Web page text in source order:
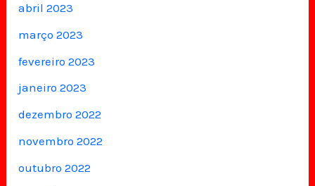
abril 2023
março 2023
fevereiro 2023
janeiro 2023
dezembro 2022
novembro 2022
outubro 2022